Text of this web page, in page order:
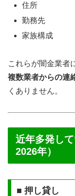
住所
勤務先
家族構成
これらが闇金業者
複数業者からの連
くありません。
近年多発し
2026年）
■ 押し貸し